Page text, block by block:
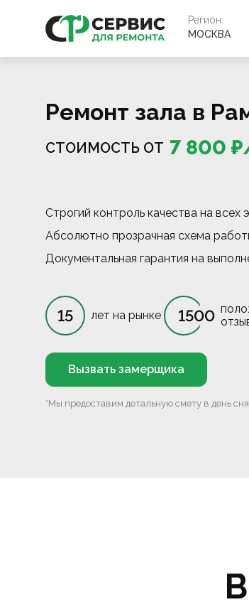
Регион:
МОСКВА
Ремонт зала в
СТОИМОСТЬ ОТ 7 800
Строгий контроль качества на всех
Абсолютно прозрачная схема
Документальная гарантия на
15 лет на рынке 1500
Вызвать замерщика
*Мы предоставим детальную смету в день